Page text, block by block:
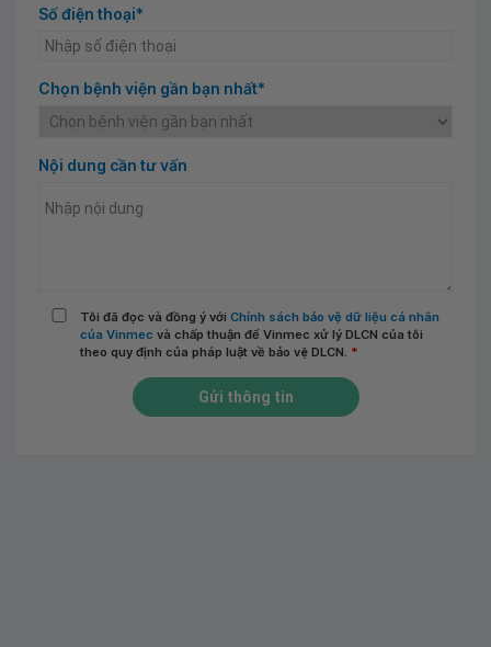
Số điện thoại*
Chọn bệnh viện gần bạn nhất*
Nội dung cần tư vấn
Tôi đã đọc và đồng ý với Chính sách bảo vệ dữ liệu cá nhân
của Vinmec và chấp thuận để Vinmec xử lý DLCN của tôi
theo quy định của pháp luật về bảo vệ DLCN. *
Gửi thông tin